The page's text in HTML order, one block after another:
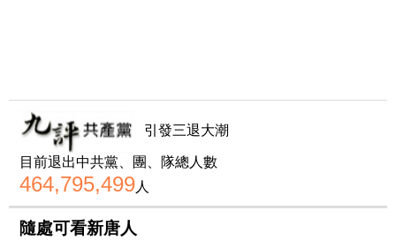
引發三退大潮
目前退出中共黨、團、隊總人數
464,795,499人
隨處可看新唐人